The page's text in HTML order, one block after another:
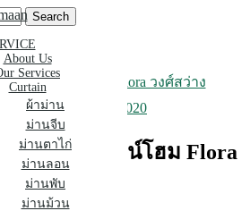
About Us
Services
Curtain
ผ้าม่าน
ม่านจีบ
ม่านตาไก่
ม่านลอน
ม่านพับ
ม่านม้วน
แต่งตัว ทาวน์โฮม Flora วงศ์สว่าง
2020January 24, 2020
งแต่งตัว ทาวน์โฮม Flora